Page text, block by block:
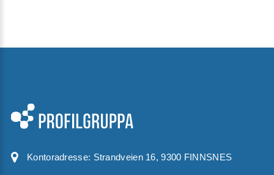
Kontoradresse: Strandveien 16, 9300 FINNSNES